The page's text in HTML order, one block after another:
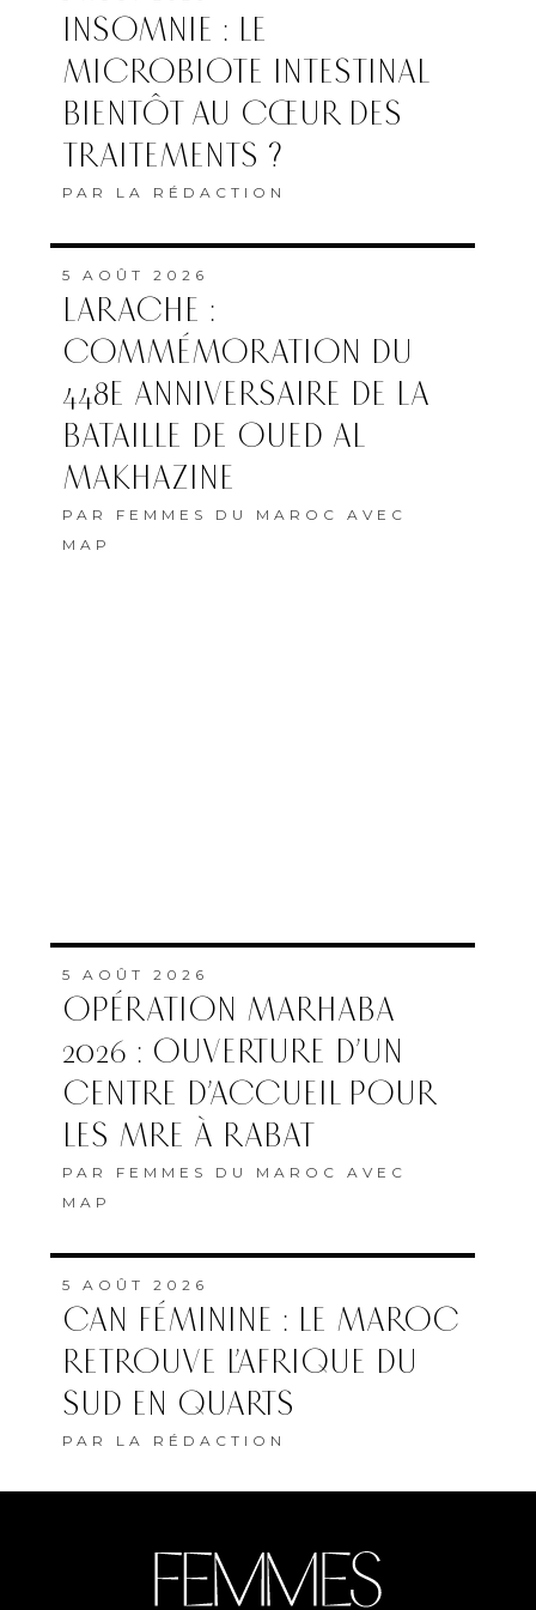
INSOMNIE : LE
MICROBIOTE INTESTINAL
BIENTÔT AU CŒUR DES
TRAITEMENTS ?
PAR LA RÉDACTION
5 AOÛT 2026
LARACHE :
COMMÉMORATION DU
448E ANNIVERSAIRE DE LA
BATAILLE DE OUED AL
MAKHAZINE
PAR FEMMES DU MAROC AVEC
MAP
5 AOÛT 2026
OPÉRATION MARHABA
2026 : OUVERTURE D’UN
CENTRE D’ACCUEIL POUR
LES MRE À RABAT
PAR FEMMES DU MAROC AVEC
MAP
5 AOÛT 2026
CAN FÉMININE : LE MAROC
RETROUVE L’AFRIQUE DU
SUD EN QUARTS
PAR LA RÉDACTION